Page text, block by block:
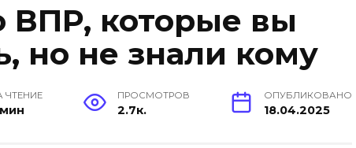
ВПР, которые вы
но не знали кому
ЧТЕНИЕ ПРОСМОТРОВ
2.7к.
ОПУБЛИКОВАНО
18.04.2025